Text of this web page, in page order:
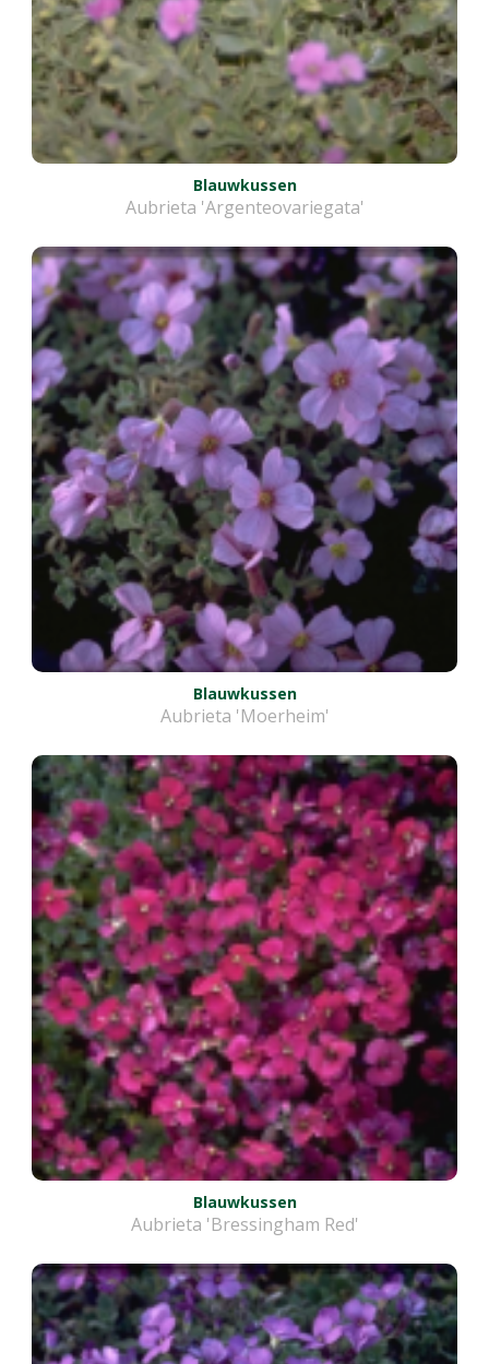
Blauwkussen
Aubrieta 'Argenteovariegata'
Blauwkussen
Aubrieta 'Moerheim'
Blauwkussen
Aubrieta 'Bressingham Red'